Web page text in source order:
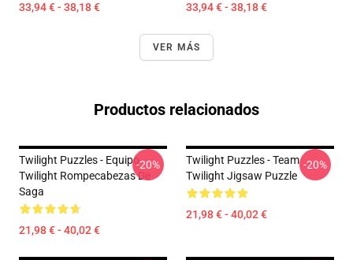
33,94 € - 38,18 € 33,94 € - 38,18 €
VER MÁS
Productos relacionados
Twilight Puzzles - Equipo
Twilight Rompecabezas De
Saga
21,98 € - 40,02 €
-20%
Twilight Puzzles - Team
Twilight Jigsaw Puzzle
21,98 € - 40,02 €
-20%